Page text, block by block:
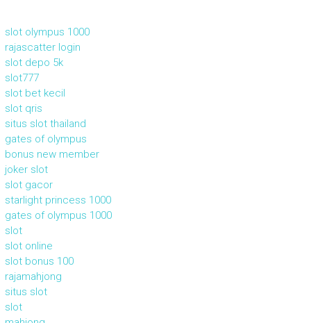
slot olympus 1000
rajascatter login
slot depo 5k
slot777
slot bet kecil
slot qris
situs slot thailand
gates of olympus
bonus new member
joker slot
slot gacor
starlight princess 1000
gates of olympus 1000
slot
slot online
slot bonus 100
rajamahjong
situs slot
slot